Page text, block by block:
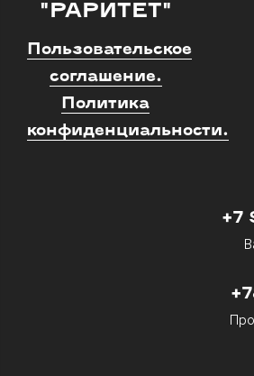
"РАРИТЕТ"
Пользовательское
соглашение.
Политика
конфиденциальности.
+7